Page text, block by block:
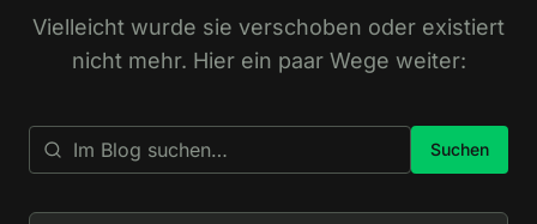
Vielleicht wurde sie verschoben oder existiert
nicht mehr. Hier ein paar Wege weiter:
Suchen